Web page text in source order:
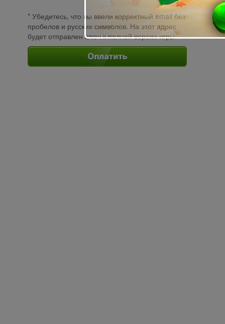
* Убедитесь, что вы ввели корректный email без
пробелов и русских символов. На этот адрес
будет отправлен ключ к полной версии игры